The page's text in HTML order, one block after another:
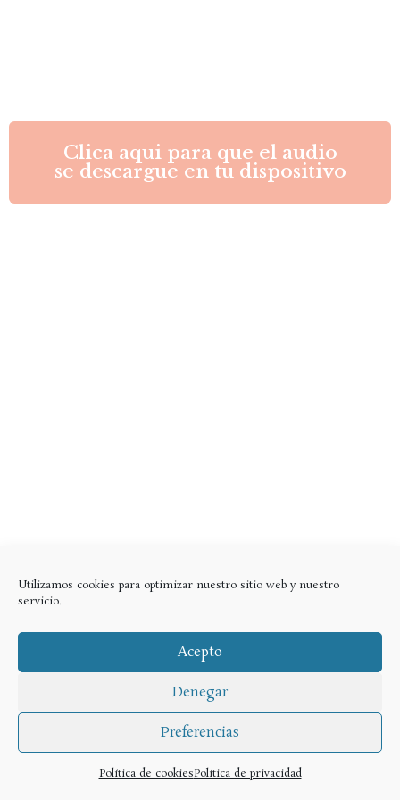
Utilizamos cookies para optimizar nuestro sitio web y nuestro
servicio.
Acepto
Denegar
Preferencias
Política de cookiesPolítica de privacidad
Clica aqui para que el audio
se descargue en tu dispositivo